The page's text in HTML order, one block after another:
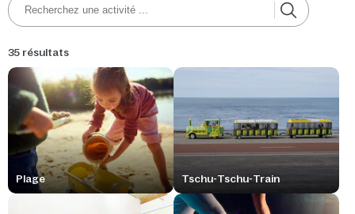
35 résultats
Plage Tschu-Tschu-Train